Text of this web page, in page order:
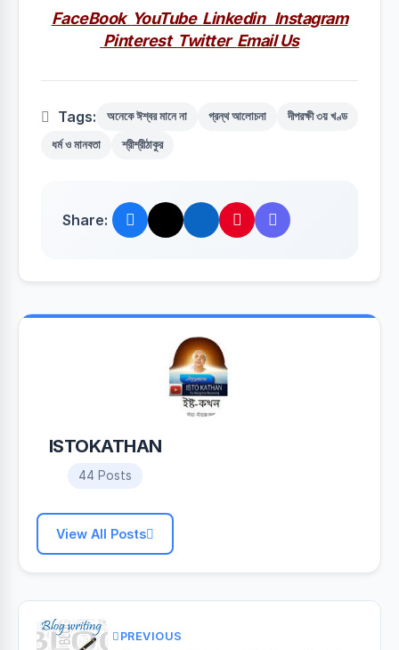
FaceBook YouTube Linkedin Instagram
Pinterest Twitter Email Us
Tags: অনেকে ঈশ্বর মানে না গ্রন্থ আলোচনা দীপরক্ষী ৩য় খণ্ড
ধর্ম ও মানবতা শ্রীশ্রীঠাকুর
Share:
ISTOKATHAN
44 Posts
View All Posts
PREVIOUS